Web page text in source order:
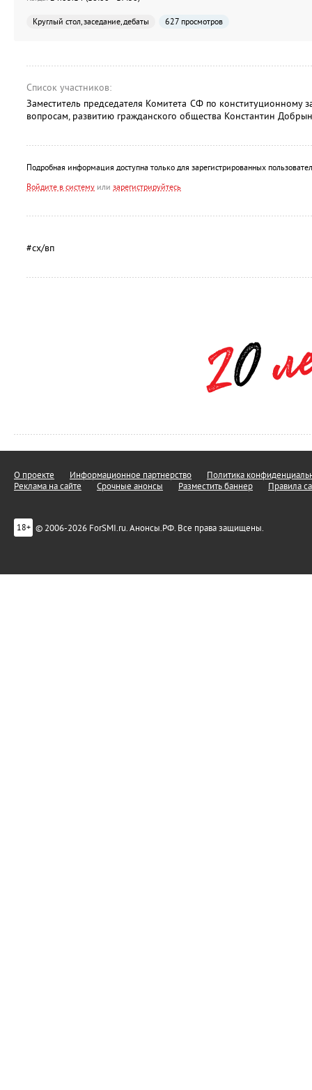
Круглый стол, заседание, дебаты 627 просмотров
Список участников:
Заместитель председателя Комитета СФ по конституционному
вопросам, развитию гражданского общества Константин
Подробная информация доступна только для зарегистрированных
Войдите в систему или зарегистрируйтесь
#сх/вп
О проекте Информационное партнерство
Политика
Реклама на сайте
Срочные анонсы Разместить баннер Правила
18+ © 2006-2026 ForSMI.ru. Анонсы.РФ. Все права защищены.